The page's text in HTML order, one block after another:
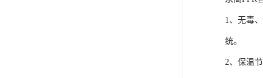
1、无毒
统。
2、保温